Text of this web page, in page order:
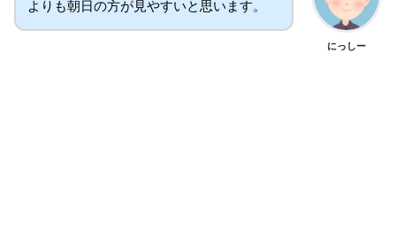
よりも朝日の方が見やすいと思います。
にっしー